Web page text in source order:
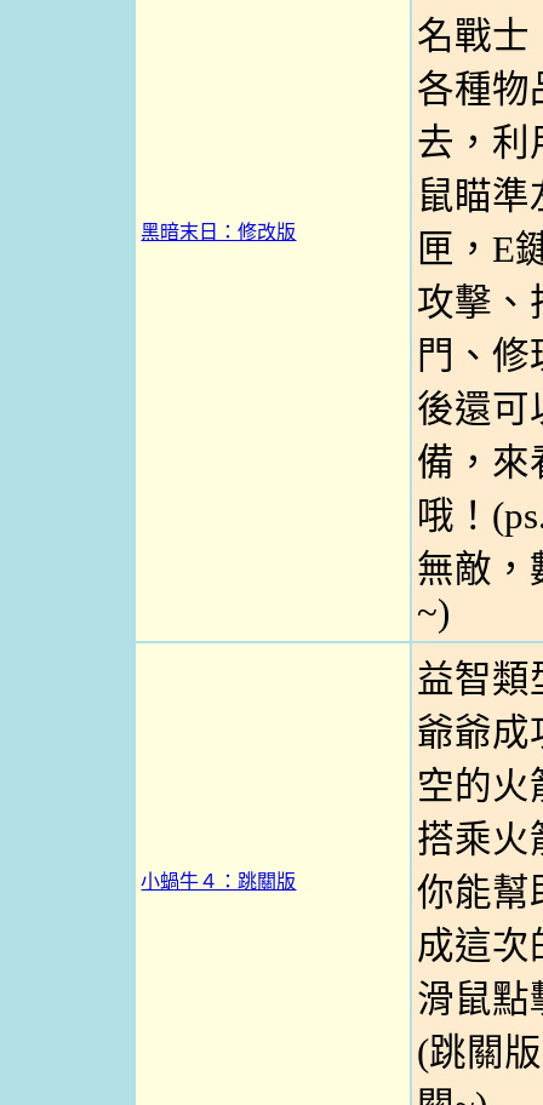
黑暗末日：修改版
名戰士
各種物
去，利
鼠瞄準
匣，E
攻擊、
門、
後還可
備，來
哦！
無敵，
~)
小蝸牛４：跳關版
益智類
爺爺成
空的火
搭乘火
你能幫
成這次
滑鼠點
(跳關